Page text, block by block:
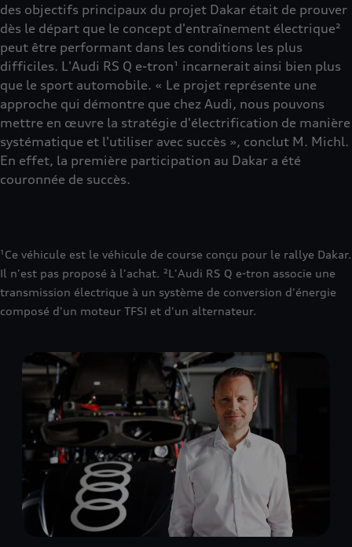
des objectifs principaux du projet Dakar était de prouver
dès le départ que le concept d'entraînement électrique²
peut être performant dans les conditions les plus
difficiles. L'Audi RS Q e-tron¹ incarnerait ainsi bien plus
que le sport automobile. « Le projet représente une
approche qui démontre que chez Audi, nous pouvons
mettre en œuvre la stratégie d'électrification de manière
systématique et l'utiliser avec succès », conclut M. Michl.
En effet, la première participation au Dakar a été
couronnée de succès.
¹Ce véhicule est le véhicule de course conçu pour le rallye Dakar.
Il n'est pas proposé à l'achat. ²L'Audi RS Q e-tron associe une
transmission électrique à un système de conversion d'énergie
composé d'un moteur TFSI et d'un alternateur.